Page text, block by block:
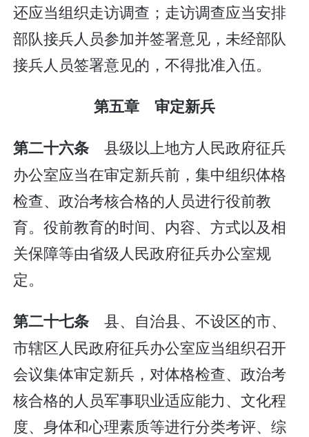
还应当组织走访调查；走访调查应当安排
部队接兵人员参加并签署意见，未经部队
接兵人员签署意见的，不得批准入伍。
第五章 审定新兵
第二十六条 县级以上地方人民政府征兵
办公室应当在审定新兵前，集中组织体格
检查、政治考核合格的人员进行役前教
育。役前教育的时间、内容、方式以及相
关保障等由省级人民政府征兵办公室规
定。
第二十七条 县、自治县、不设区的市、
市辖区人民政府征兵办公室应当组织召开
会议集体审定新兵，对体格检查、政治考
核合格的人员军事职业适应能力、文化程
度、身体和心理素质等进行分类考评、综